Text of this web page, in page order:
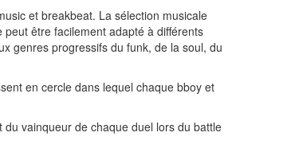
et breakbeat. La sélection musicale
être facilement adapté à différents
genres progressifs du funk, de la soul, du
en cercle dans lequel chaque bboy et
vainqueur de chaque duel lors du battle